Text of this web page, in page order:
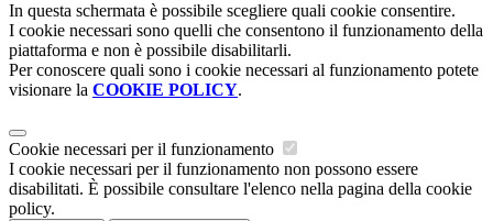
In questa schermata è possibile scegliere quali cookie consentire.
I cookie necessari sono quelli che consentono il funzionamento della
piattaforma e non è possibile disabilitarli.
Per conoscere quali sono i cookie necessari al funzionamento potete
visionare la COOKIE POLICY.
Cookie necessari per il funzionamento
I cookie necessari per il funzionamento non possono essere
disabilitati. È possibile consultare l'elenco nella pagina della cookie
policy.